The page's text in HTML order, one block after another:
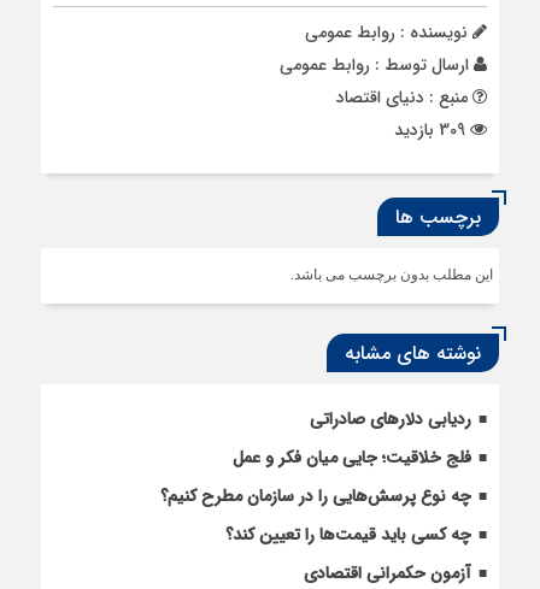
نویسنده : روابط عمومی
ارسال توسط : روابط عمومی
منبع : دنیای اقتصاد
برچسب ها
این مطلب بدون برچسب می باشد.
نوشته های مشابه
ردیابی دلارهای صادراتی
فلج خلاقیت؛ جایی میان فکر و عمل
چه نوع پرسش‌هایی را در سازمان مطرح کنیم؟
چه کسی باید قیمت‌ها را تعیین کند؟
آزمون حکمرانی اقتصادی